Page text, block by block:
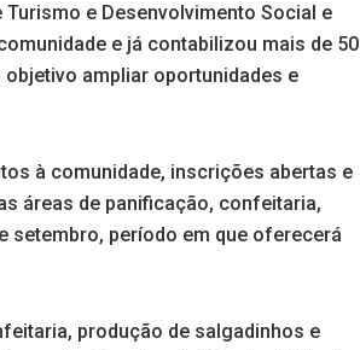
e Desenvolvimento Social e
e já contabilizou mais de 50
ampliar oportunidades e
à comunidade, inscrições abertas e
áreas de panificação, confeitaria,
setembro, período em que oferecerá
produção de salgadinhos e